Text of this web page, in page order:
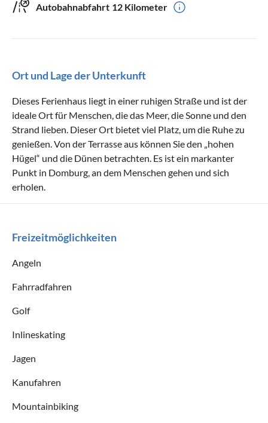
Autobahnabfahrt 12 Kilometer
Ort und Lage der Unterkunft
Dieses Ferienhaus liegt in einer ruhigen Straße und ist der
ideale Ort für Menschen, die das Meer, die Sonne und den
Strand lieben. Dieser Ort bietet viel Platz, um die Ruhe zu
genießen. Von der Terrasse aus können Sie den „hohen
Hügel“ und die Dünen betrachten. Es ist ein markanter
Punkt in Domburg, an dem Menschen gehen und sich
erholen.
Freizeitmöglichkeiten
Angeln
Fahrradfahren
Golf
Inlineskating
Jagen
Kanufahren
Mountainbiking